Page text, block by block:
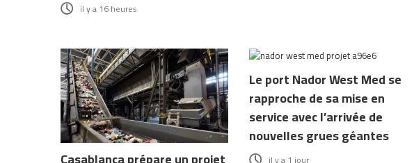
il y a 16 heures
Le port Nador West Med se
rapproche de sa mise en
service avec l’arrivée de
nouvelles grues géantes